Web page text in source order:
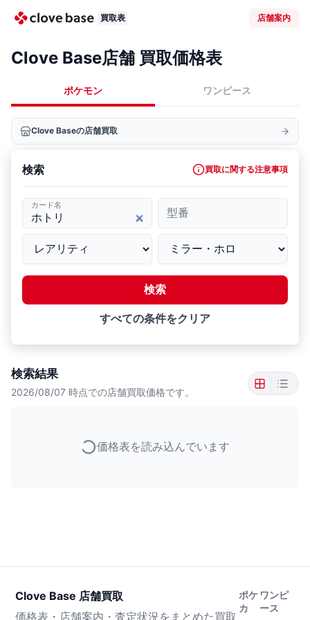
買取表 店舗案内
Clove Base店舗 買取価格表
ポケモン ワンピース
Clove Baseの店舗買取
検索 買取に関する注意事項
カード名
型番
検索
すべての条件をクリア
検索結果
2026/08/07 時点での店舗買取価格です。
価格表を読み込んでいます
Clove Base 店舗買取
価格表・店舗案内・査定状況をまとめた買取
ポケ
カ
ワンピ
ース